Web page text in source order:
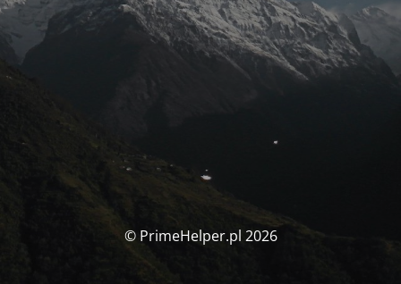
© PrimeHelper.pl 2026